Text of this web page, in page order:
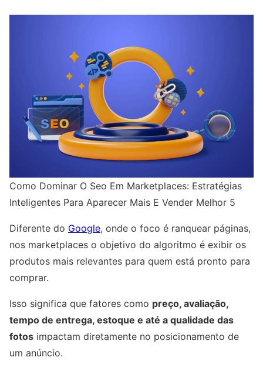
Como Dominar O Seo Em Marketplaces: Estratégias
Inteligentes Para Aparecer Mais E Vender Melhor 5
Diferente do Google, onde o foco é ranquear páginas,
nos marketplaces o objetivo do algoritmo é exibir os
produtos mais relevantes para quem está pronto para
comprar.
Isso significa que fatores como preço, avaliação,
tempo de entrega, estoque e até a qualidade das
fotos impactam diretamente no posicionamento de
um anúncio.